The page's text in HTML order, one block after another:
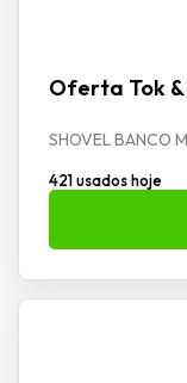
Oferta Tok &
SHOVEL BANCO
421 usados hoje